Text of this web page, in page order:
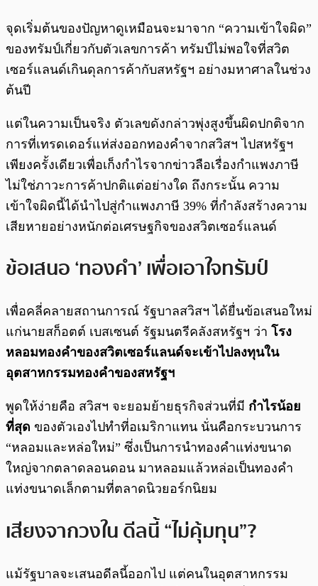
จุดเริ่มต้นของปัญหาดูเหมือนจะมาจาก “ความเข้าใจผิด”
ของทรัมป์เกี่ยวกับตัวเลขการค้า ทรัมป์ไม่พอใจที่สวิต
เซอร์แลนด์เกินดุลการค้ากับสหรัฐฯ อย่างมหาศาลในช่วง
ต้นปี
แต่ในความเป็นจริง ตัวเลขดังกล่าวพุ่งสูงขึ้นผิดปกติจาก
การที่เทรดเดอร์แห่ส่งออกทองคำจากสวิสฯ ไปสหรัฐฯ
เพียงครั้งเดียวเพื่อเก็งกำไรจากข่าวลือเรื่องกำแพงภาษี
ไม่ใช่ภาวะการค้าปกติแต่อย่างใด ถึงกระนั้น ความ
เข้าใจผิดนี้ได้นำไปสู่กำแพงภาษี 39% ที่กำลังสร้างความ
เสียหายอย่างหนักต่อเศรษฐกิจของสวิตเซอร์แลนด์
ข้อเสนอ ‘ทองคำ’ เพื่อเอาใจทรัมป์
เพื่อคลี่คลายสถานการณ์ รัฐบาลสวิสฯ ได้ยื่นข้อเสนอใหม่
แก่นายสก็อตต์ เบสเซนต์ รัฐมนตรีคลังสหรัฐฯ ว่า โรง
หลอมทองคำของสวิตเซอร์แลนด์จะเข้าไปลงทุนใน
อุตสาหกรรมทองคำของสหรัฐฯ
พูดให้ง่ายคือ สวิสฯ จะยอมย้ายธุรกิจส่วนที่มี กำไรน้อย
ที่สุด ของตัวเองไปทำที่อเมริกาแทน นั่นคือกระบวนการ
“หลอมและหล่อใหม่” ซึ่งเป็นการนำทองคำแท่งขนาด
ใหญ่จากตลาดลอนดอน มาหลอมแล้วหล่อเป็นทองคำ
แท่งขนาดเล็กตามที่ตลาดนิวยอร์กนิยม
เสียงจากวงใน ดีลนี้ “ไม่คุ้มทุน”?
แม้รัฐบาลจะเสนอดีลนี้ออกไป แต่คนในอุตสาหกรรม